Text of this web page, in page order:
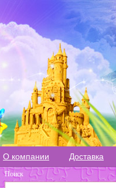
О компании Доставка
Поиск